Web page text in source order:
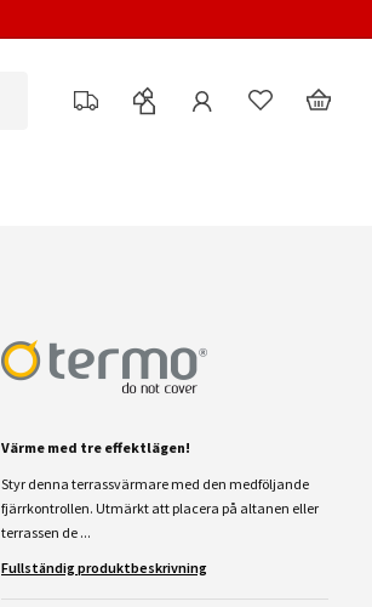
Värme med tre effektlägen!
Styr denna terrassvärmare med den medföljande
fjärrkontrollen. Utmärkt att placera på altanen eller
terrassen de ...
Fullständig produktbeskrivning